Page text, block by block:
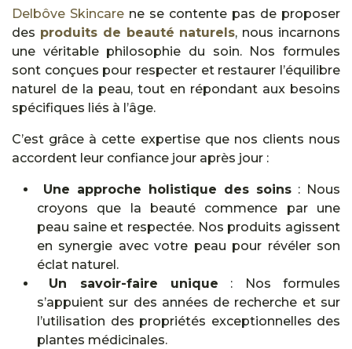
Delbôve Skincare ne se contente pas de proposer
des produits de beauté naturels, nous incarnons
une véritable philosophie du soin. Nos formules
sont conçues pour respecter et restaurer l’équilibre
naturel de la peau, tout en répondant aux besoins
spécifiques liés à l’âge.
C’est grâce à cette expertise que nos clients nous
accordent leur confiance jour après jour :
Une approche holistique des soins : Nous
croyons que la beauté commence par une
peau saine et respectée. Nos produits agissent
en synergie avec votre peau pour révéler son
éclat naturel.
Un savoir-faire unique : Nos formules
s’appuient sur des années de recherche et sur
l’utilisation des propriétés exceptionnelles des
plantes médicinales.